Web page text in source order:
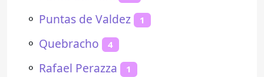
⚬ Puntas de Valdez 1
⚬ Quebracho 4
⚬ Rafael Perazza 1